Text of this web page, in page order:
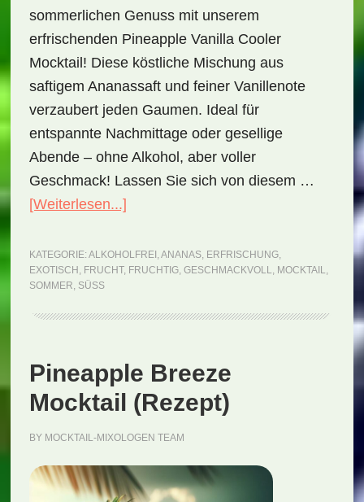
sommerlichen Genuss mit unserem
erfrischenden Pineapple Vanilla Cooler
Mocktail! Diese köstliche Mischung aus
saftigem Ananassaft und feiner Vanillenote
verzaubert jeden Gaumen. Ideal für
entspannte Nachmittage oder gesellige
Abende – ohne Alkohol, aber voller
Geschmack! Lassen Sie sich von diesem …
[Weiterlesen...]ÜberPineapple
Cooler
Mocktail
KATEGORIE: ALKOHOLFREI ,ANANAS, ERFRISCHUNG,
EXOTISCH , FRUCHT, FRUCHTIG, GESCHMACKVOLL, MOCKTAIL,
SOMMER, SÜSS
Pineapple Breeze
Mocktail (Rezept)
BY MOCKTAIL-MIXOLOGEN TEAM